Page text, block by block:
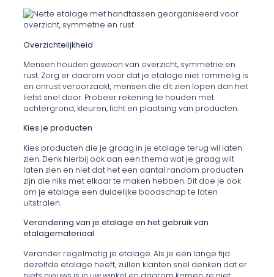
Overzichtelijkheid
Mensen houden gewoon van overzicht, symmetrie en
rust. Zorg er daarom voor dat je etalage niet rommelig is
en onrust veroorzaakt, mensen die dit zien lopen dan het
liefst snel door. Probeer rekening te houden met
achtergrond, kleuren, licht en plaatsing van producten.
Kies je producten
Kies producten die je graag in je etalage terug wil laten
zien. Denk hierbij ook aan een thema wat je graag wilt
laten zien en niet dat het een aantal random producten
zijn die niks met elkaar te maken hebben. Dit doe je ook
om je etalage een duidelijke boodschap te laten
uitstralen.
Verandering van je etalage en het gebruik van
etalagemateriaal
Verander regelmatig je etalage. Als je een lange tijd
dezelfde etalage heeft, zullen klanten snel denken dat er